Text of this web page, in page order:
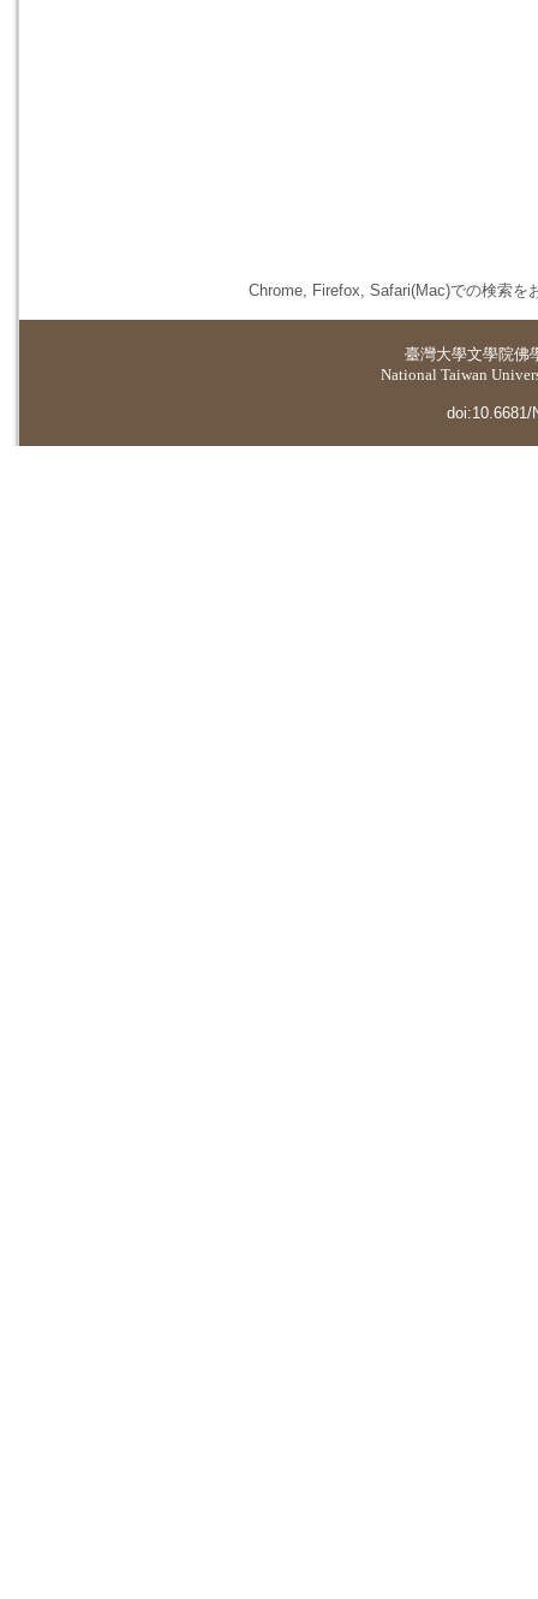
Chrome, Firefox, Safari(Mac)での検索を
臺灣大學文學院佛
National Taiwan
doi:10.6681/